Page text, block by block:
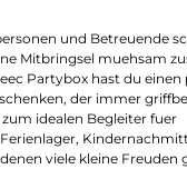
und Betreuende
Mitbringsel muehsam
Partybox hast du einen
der immer
idealen Begleiter fuer
viele kleine Freuden